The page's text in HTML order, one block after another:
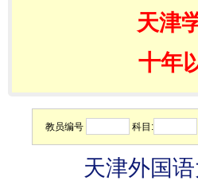
天津
十年
教员编号 科目:
天津外国